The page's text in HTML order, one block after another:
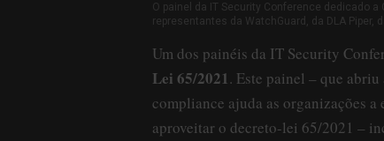
O painel da IT Security Conference dedicado
representantes da WatchGuard, da DLA Piper,
Um dos painéis da IT Security
Lei 65/2021. Este painel – que
compliance ajuda as organizações a
aproveitar o decreto-lei 65/2021 –